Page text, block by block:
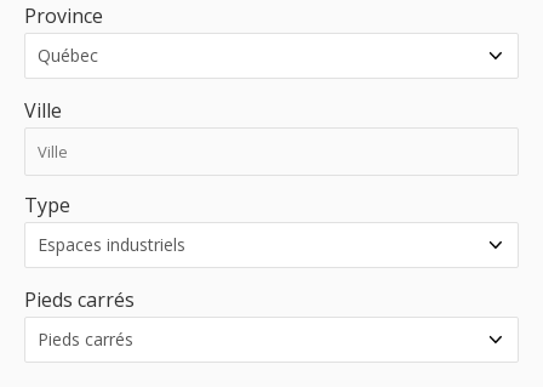
Province
Ville
Type
Pieds carrés